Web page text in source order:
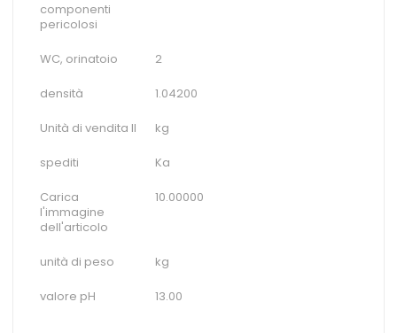
componenti
pericolosi
WC, orinatoio 2
densità 1.04200
Unità di vendita II kg
spediti Ka
Carica
l'immagine
dell'articolo
10.00000
unità di peso kg
valore pH 13.00